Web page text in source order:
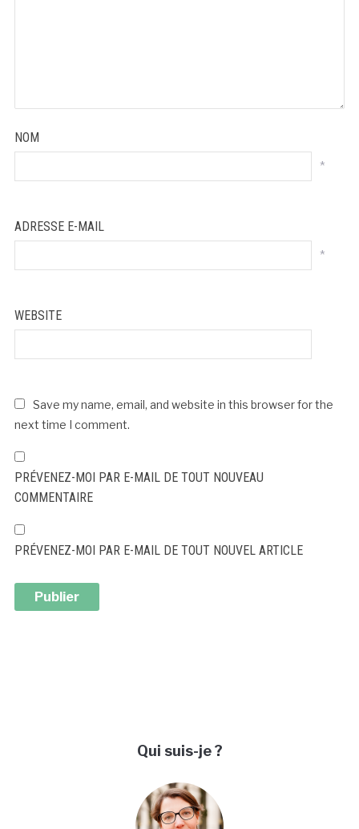
NOM
*
ADRESSE E-MAIL
*
WEBSITE
Save my name, email, and website in this browser for the
next time I comment.
PRÉVENEZ-MOI PAR E-MAIL DE TOUT NOUVEAU
COMMENTAIRE
PRÉVENEZ-MOI PAR E-MAIL DE TOUT NOUVEL ARTICLE
Qui suis-je ?